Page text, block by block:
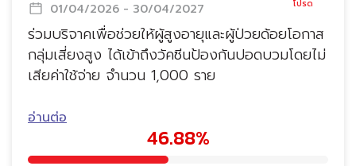
01/04/2026 - 30/04/2027
ร่วมบริจาคเพื่อช่วยให้ผู้สูงอายุและผู้ป่วยด้อยโอกาส
กลุ่มเสี่ยงสูง ได้เข้าถึงวัคซีนป้องกันปอดบวมโดยไม่
เสียค่าใช้จ่าย จำนวน 1,000 ราย
อ่านต่อ
46.88%